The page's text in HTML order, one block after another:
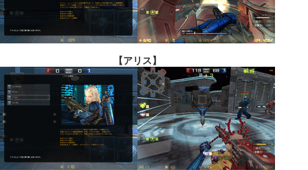
【アリス】